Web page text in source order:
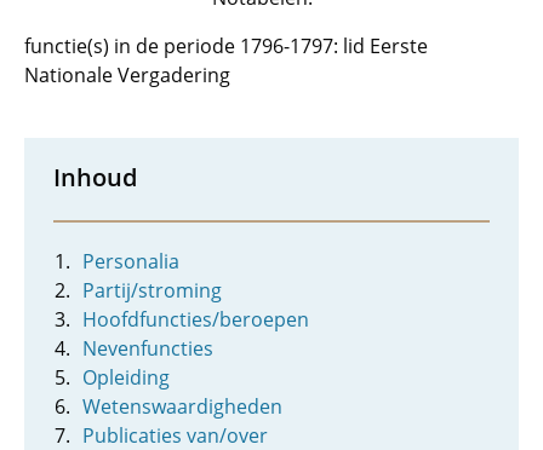
functie(s) in de periode 1796-1797: lid Eerste
Nationale Vergadering
Inhoud
Personalia
Partij/stroming
Hoofdfuncties/beroepen
Nevenfuncties
Opleiding
Wetenswaardigheden
Publicaties van/over